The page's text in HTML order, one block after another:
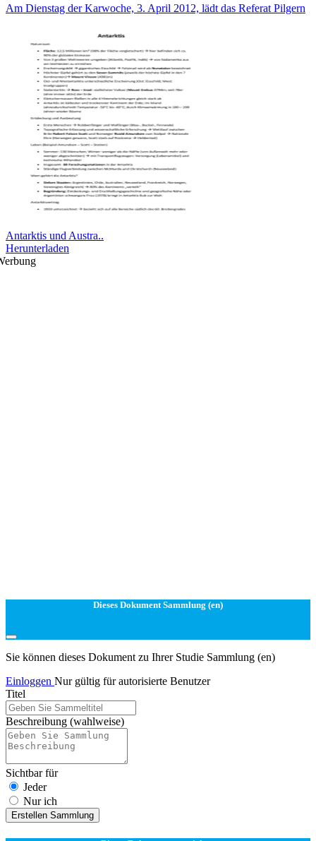
Am Dienstag der Karwoche, 3. April 2012, lädt das Referat Pilgern
Antarktis und Austra..
Herunterladen
Dieses Dokument Sammlung (en)
Sie können dieses Dokument zu Ihrer Studie Sammlung (en)
Einloggen Nur gültig für autorisierte Benutzer
Titel
Beschreibung (wahlweise)
Sichtbar für
Jeder
Nur ich
Erstellen Sammlung